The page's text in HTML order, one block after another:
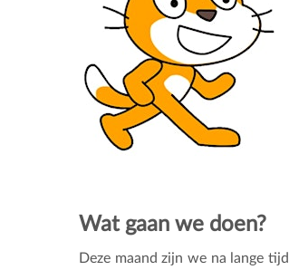
Wat gaan we doen?
Deze maand zijn we na lange